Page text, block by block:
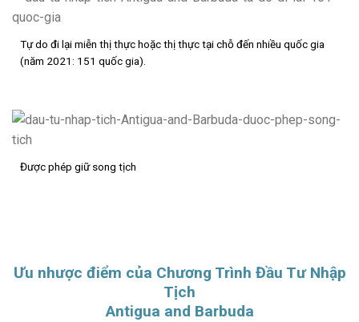
Tự do đi lại miễn thị thực hoặc thị thực tại chỗ đến nhiều quốc gia
(năm 2021: 151 quốc gia).
Được phép giữ song tịch
Ưu nhược điểm của Chương Trình Đầu Tư Nhập
Tịch
Antigua and Barbuda